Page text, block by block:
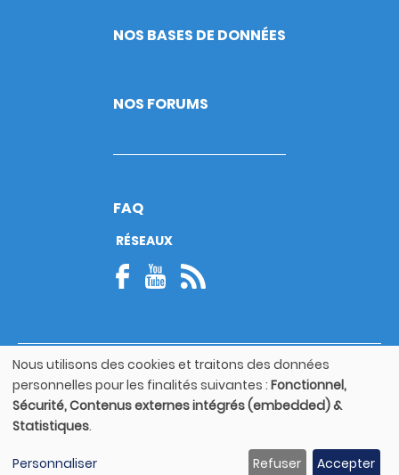
NOS BASES DE DONNÉES
NOS FORUMS
FAQ
RÉSEAUX
© Copyright 2026
Footer
bottom
Mentions légales
Utilisation
des
données
personnelles
et
Nous utilisons des cookies et traitons des données
personnelles pour les finalités suivantes : Fonctionnel,
Sécurité, Contenus externes intégrés (embedded) &
Statistiques.
Personnaliser Refuser Accepter